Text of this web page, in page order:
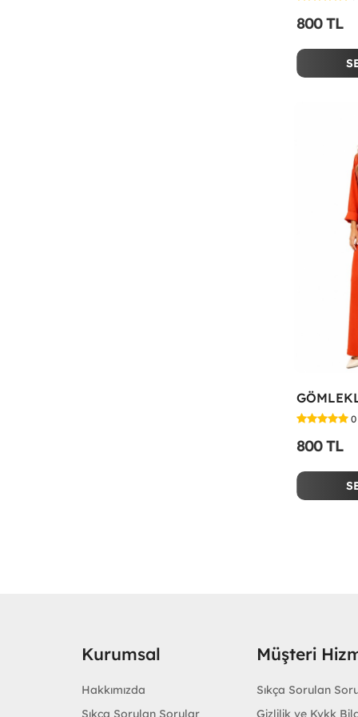
800 TL
0
800 TL
Kurumsal
Hakkımızda
Sıkça Sorulan Sorular
Müşteri
Sıkça Sorulan
Gizlilik ve Kvkk